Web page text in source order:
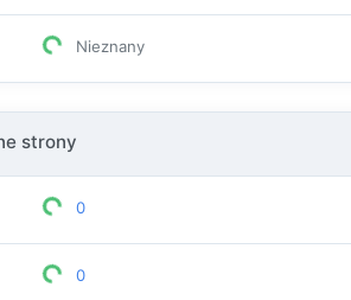
Nieznany
strony
0
0